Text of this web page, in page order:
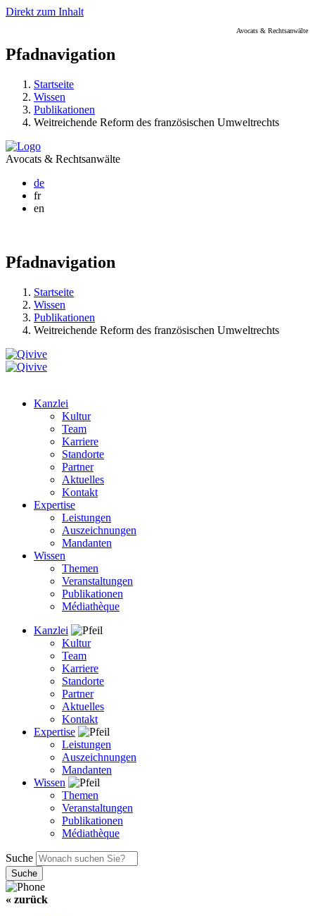
Direkt zum Inhalt
Avocats & Rechtsanwälte
Pfadnavigation
Startseite
Wissen
Publikationen
Weitreichende Reform des französischen Umweltrechts
Avocats & Rechtsanwälte
de
fr
en
Pfadnavigation
Startseite
Wissen
Publikationen
Weitreichende Reform des französischen Umweltrechts
Kanzlei
Kultur
Team
Karriere
Standorte
Partner
Aktuelles
Kontakt
Expertise
Leistungen
Auszeichnungen
Mandanten
Wissen
Themen
Veranstaltungen
Publikationen
Médiathèque
Kanzlei
Kultur
Team
Karriere
Standorte
Partner
Aktuelles
Kontakt
Expertise
Leistungen
Auszeichnungen
Mandanten
Wissen
Themen
Veranstaltungen
Publikationen
Médiathèque
Suche
« zurück